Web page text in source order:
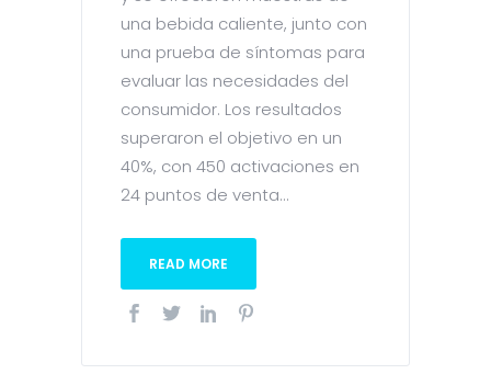
una bebida caliente, junto con
una prueba de síntomas para
evaluar las necesidades del
consumidor. Los resultados
superaron el objetivo en un
40%, con 450 activaciones en
24 puntos de venta...
READ MORE